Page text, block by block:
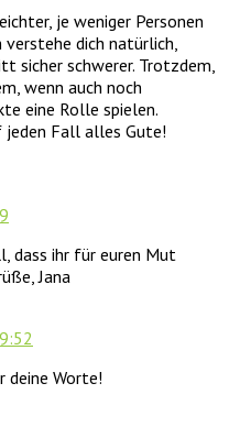
je weniger Personen
verstehe dich natürlich,
sicher schwerer. Trotzdem,
wenn auch noch
eine Rolle spielen.
jeden Fall alles Gute!
dass ihr für euren Mut
Jana
deine Worte!